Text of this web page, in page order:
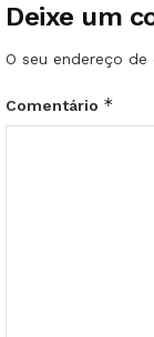
Deixe um
O seu endereço
Comentário *